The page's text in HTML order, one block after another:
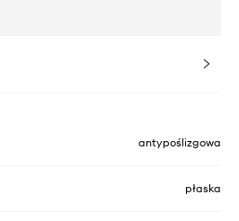
antypoślizgowa
płaska